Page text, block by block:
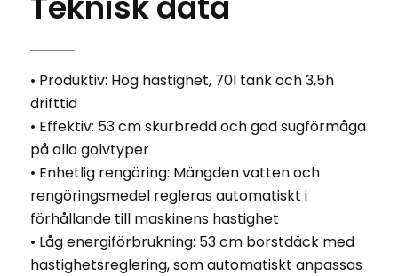
• Produktiv: Hög hastighet, 70l tank och 3,5h
drifttid
• Effektiv: 53 cm skurbredd och god sugförmåga
på alla golvtyper
• Enhetlig rengöring: Mängden vatten och
rengöringsmedel regleras automatiskt i
förhållande till maskinens hastighet
• Låg energiförbrukning: 53 cm borstdäck med
hastighetsreglering, som automatiskt anpassas